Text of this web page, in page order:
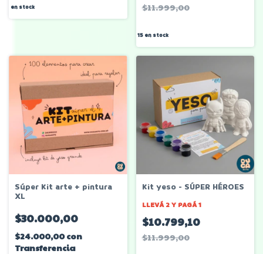
en stock $11.999,00
15 en stock
Súper Kit arte + pintura
XL
$30.000,00
$24.000,00con
Transferencia
Kit yeso - SÚPER HÉROES
LLEVÁ 2 Y PAGÁ 1
$10.799,10
$11.999,00